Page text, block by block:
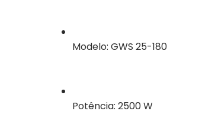
Modelo: GWS 25-180
Potência: 2500 W